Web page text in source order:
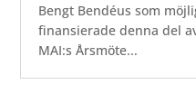
Bengt Bendéus som
finansierade denna del
MAI:s Årsmöte...